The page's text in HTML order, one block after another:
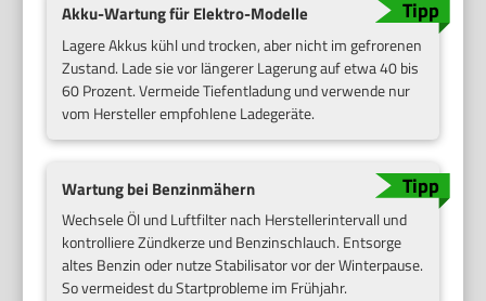
Akku-Wartung für Elektro-Modelle
Lagere Akkus kühl und trocken, aber nicht im gefrorenen
Zustand. Lade sie vor längerer Lagerung auf etwa 40 bis
60 Prozent. Vermeide Tiefentladung und verwende nur
vom Hersteller empfohlene Ladegeräte.
Wartung bei Benzinmähern
Wechsele Öl und Luftfilter nach Herstellerintervall und
kontrolliere Zündkerze und Benzinschlauch. Entsorge
altes Benzin oder nutze Stabilisator vor der Winterpause.
So vermeidest du Startprobleme im Frühjahr.